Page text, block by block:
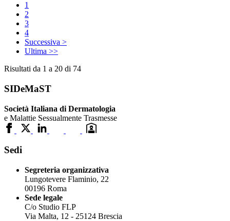
1
2
3
4
Successiva >
Ultima >>
Risultati da 1 a 20 di 74
SIDeMaST
Società Italiana di Dermatologia
e Malattie Sessualmente Trasmesse
Sedi
Segreteria organizzativa
Lungotevere Flaminio, 22
00196 Roma
Sede legale
C/o Studio FLP
Via Malta, 12 - 25124 Brescia